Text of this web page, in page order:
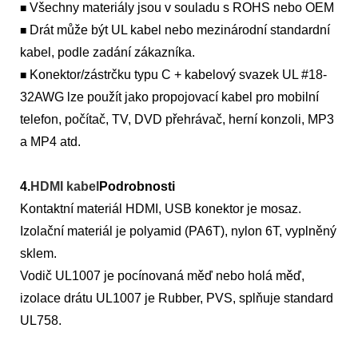
■ Všechny materiály jsou v souladu s ROHS nebo OEM
■ Drát může být UL kabel nebo mezinárodní standardní
kabel, podle zadání zákazníka.
■ Konektor/zástrčku typu C + kabelový svazek UL #18-
32AWG lze použít jako propojovací kabel pro mobilní
telefon, počítač, TV, DVD přehrávač, herní konzoli, MP3
a MP4 atd.
4.HDMI kabel Podrobnosti
Kontaktní materiál HDMI, USB konektor je mosaz.
Izolační materiál je polyamid (PA6T), nylon 6T, vyplněný
sklem.
Vodič UL1007 je pocínovaná měď nebo holá měď,
izolace drátu UL1007 je Rubber, PVS, splňuje standard
UL758.